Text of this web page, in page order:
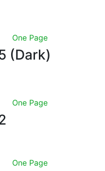
One Page
(Dark)
One Page
One Page